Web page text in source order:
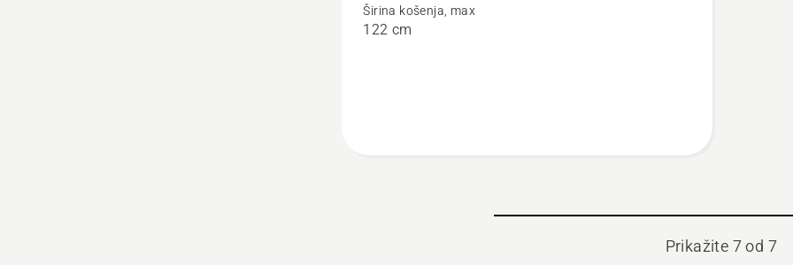
P 524X
Širina košenja, max
122 cm
Prikažite 7 od 7